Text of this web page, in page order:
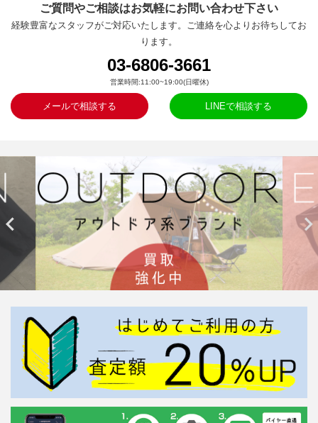
ご質問やご相談はお気軽にお問い合わせ下さい
経験豊富なスタッフがご対応いたします。ご連絡を心よりお待ちしてお
ります。
03-6806-3661
営業時間:11:00~19:00(日曜休)
メールで相談する LINEで相談する
 